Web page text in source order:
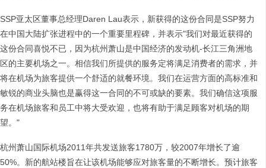
SSP亚太区董事总经理Daren Lau表示，新获得的这份合同是SSP努力
在中国大陆扩张进程中的一个重要里程碑，并表示"我们对最近获得的
这份合同喜悦不已，因为杭州萧山是中国经济的发动机-长江三角洲地
区的主要机场之一。相信我们所提供的服务定将满足消费者的需求，并
将在机场为旅客提供一个舒适的就餐环境。我们在运营方面的高标准和
敏锐的商业头脑也是赢得这一合同的不可或缺的要素。我们确信这项服
务在机场旅客和员工中将大受欢迎，也将有助于满足顾客对机场的期
望。"
杭州萧山国际机场2011年共发送旅客1780万，较2007年增长了逾
50%。新的航站楼旨在让该机场能够应对旅客量的不断增长。预计旅客